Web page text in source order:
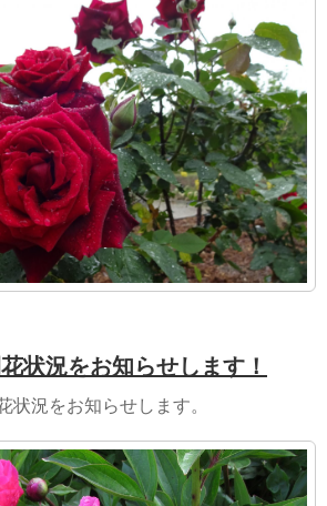
状況をお知らせします！
状況をお知らせします。